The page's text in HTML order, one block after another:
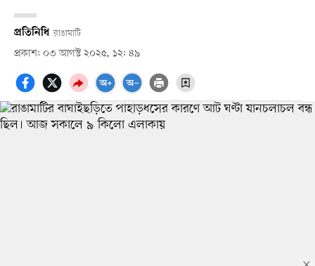
প্রতিনিধি রাঙামাটি
প্রকাশ: ০৩ আগস্ট ২০২৫, ১২: ৪৯